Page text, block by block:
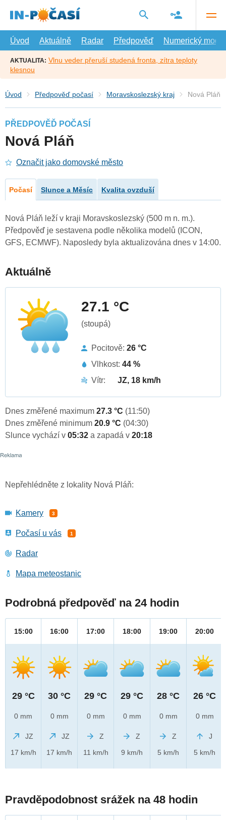
hlavní
Úvod
Aktuálně Radar Předpověď Numerický model
AKTUALITA: Vlnu veder přeruší studená fronta, zítra teploty
klesnou
Úvod Předpověď počasí Moravskoslezský kraj Nová Pláň
PŘEDPOVĚĎ POČASÍ
Nová Pláň
Označit jako domovské město
Počasí Slunce a Měsíc Kvalita ovzduší
Nová Pláň leží v kraji Moravskoslezský (500 m n. m.).
Předpověď je sestavena podle několika modelů (ICON,
GFS, ECMWF). Naposledy byla aktualizována dnes v 14:00.
Aktuálně
27.1 °C
(stoupá)
Pocitově: 26 °C
Vlhkost: 44 %
Vítr:
JZ, 18 km/h
Dnes změřené maximum 27.3 °C (11:50)
Dnes změřené minimum 20.9 °C (04:30)
Slunce vychází v 05:32 a zapadá v 20:18
Nepřehlédněte z lokality Nová Pláň:
Kamery 3
Počasí u vás 1
Radar
Mapa meteostanic
Podrobná předpověď na 24 hodin
15:00
29 °C
0 mm
JZ
17 km/h
16:00
30 °C
0 mm
JZ
17 km/h
17:00
29 °C
0 mm
Z
11 km/h
18:00
29 °C
0 mm
Z
9 km/h
19:00
28 °C
0 mm
Z
5 km/h
20:00
26 °C
0 mm
J
5 km/h
Pravděpodobnost srážek na 48 hodin